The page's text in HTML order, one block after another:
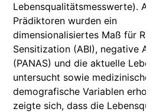
Lebensqualitätsmesswerte).
Prädiktoren wurden ein
dimensionalisiertes Maß für
Sensitization (ABI), negative
(PANAS) und die aktuelle
untersucht sowie medizinische
demografische Variablen
zeigte sich, dass die